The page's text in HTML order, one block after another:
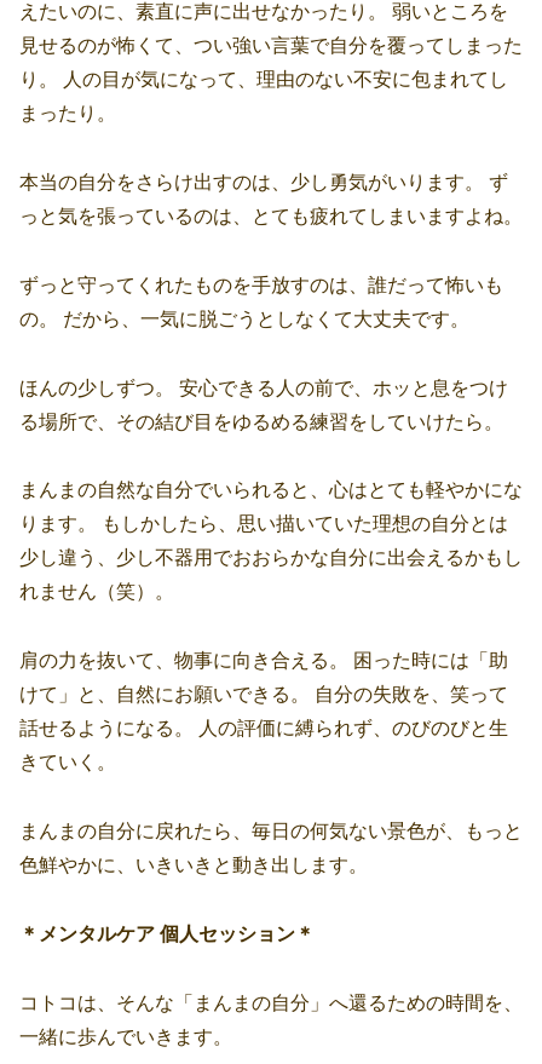
えたいのに、素直に声に出せなかったり。 弱いところを
見せるのが怖くて、つい強い言葉で自分を覆ってしまった
り。 人の目が気になって、理由のない不安に包まれてし
まったり。
本当の自分をさらけ出すのは、少し勇気がいります。 ず
っと気を張っているのは、とても疲れてしまいますよね。
ずっと守ってくれたものを手放すのは、誰だって怖いも
の。 だから、一気に脱ごうとしなくて大丈夫です。
ほんの少しずつ。 安心できる人の前で、ホッと息をつけ
る場所で、その結び目をゆるめる練習をしていけたら。
まんまの自然な自分でいられると、心はとても軽やかにな
ります。 もしかしたら、思い描いていた理想の自分とは
少し違う、少し不器用でおおらかな自分に出会えるかもし
れません（笑）。
肩の力を抜いて、物事に向き合える。 困った時には「助
けて」と、自然にお願いできる。 自分の失敗を、笑って
話せるようになる。 人の評価に縛られず、のびのびと生
きていく。
まんまの自分に戻れたら、毎日の何気ない景色が、もっと
色鮮やかに、いきいきと動き出します。
＊メンタルケア 個人セッション＊
コトコは、そんな「まんまの自分」へ還るための時間を、
一緒に歩んでいきます。